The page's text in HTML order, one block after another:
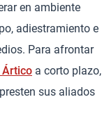
en ambiente
adiestramiento e
Para afrontar
Ártico a corto plazo,
sus aliados